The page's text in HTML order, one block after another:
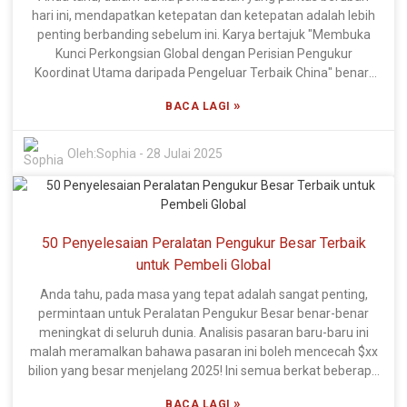
pembuatan hari ini. Mari selami dan semak pilihan CMM
terbaik yang tersedia, supaya anda boleh membuat pilihan
bijak untuk keperluan pengukuran anda!
hari ini, mendapatkan ketepatan dan ketepatan adalah lebih
penting berbanding sebelum ini. Karya bertajuk "Membuka
Kunci Perkongsian Global dengan Perisian Pengukur
Koordinat Utama daripada Pengeluar Terbaik China" benar-
yang canggih boleh meningkatkan kerja berpasukan di
memastikan kualiti dalam pengeluaran. Perisian jenis ini
membantu pengeluar memahami spesifikasi produk
tersebut, yang seterusnya memacu kecekapan dan
mencetuskan inovasi. Mengetuai pertuduhan dalam dunia
Mereka terkenal dengan R&D dan pembuatan terkemuka
mereka. Lebih 60% daripada pasukan mereka terdiri daripada
mata pada R&D. Agak mengagumkan, bukan? Xi'an DIPSEC
ialah pemain berteknologi tinggi dengan hak harta inteleknya
sendiri. Dengan menggunakan Perisian Pengukuran Selaras
yang canggih, syarikat boleh membuka pintu kepada
beberapa perkongsian global yang menakjubkan dan benar-
benar meningkatkan permainan mereka dalam pasaran yang
BACA LAGI»
Oleh:Sophia - 28 Julai 2025
50 Penyelesaian Peralatan Pengukur Besar Terbaik
untuk Pembeli Global
Anda tahu, pada masa yang tepat adalah sangat penting,
permintaan untuk Peralatan Pengukur Besar benar-benar
meningkat di seluruh dunia. Analisis pasaran baru-baru ini
malah meramalkan bahawa pasaran ini boleh mencecah $xx
bilion yang besar menjelang 2025! Ini semua berkat beberapa
BACA LAGI»